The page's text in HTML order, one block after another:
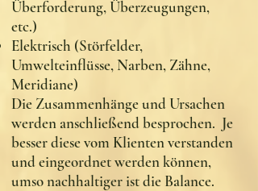
Überforderung, Überzeugungen,
etc.)
Elektrisch (Störfelder,
Umwelteinflüsse, Narben, Zähne,
Meridiane)
Die Zusammenhänge und Ursachen
werden anschließend besprochen. Je
besser diese vom Klienten verstanden
und eingeordnet werden können,
umso nachhaltiger ist die Balance.